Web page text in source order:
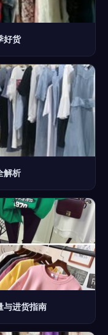
好货
解析
与进货指南